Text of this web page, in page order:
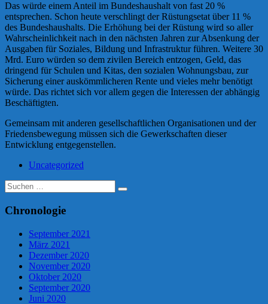
Das würde einem Anteil im Bundeshaushalt von fast 20 %
entsprechen. Schon heute verschlingt der Rüstungsetat über 11 %
des Bundeshaushalts. Die Erhöhung bei der Rüstung wird so aller
Wahrscheinlichkeit nach in den nächsten Jahren zur Absenkung der
Ausgaben für Soziales, Bildung und Infrastruktur führen. Weitere 30
Mrd. Euro würden so dem zivilen Bereich entzogen, Geld, das
dringend für Schulen und Kitas, den sozialen Wohnungsbau, zur
Sicherung einer auskömmlicheren Rente und vieles mehr benötigt
würde. Das richtet sich vor allem gegen die Interessen der abhängig
Beschäftigten.
Gemeinsam mit anderen gesellschaftlichen Organisationen und der
Friedensbewegung müssen sich die Gewerkschaften dieser
Entwicklung entgegenstellen.
Uncategorized
Suche
nach:
Chronologie
September 2021
März 2021
Dezember 2020
November 2020
Oktober 2020
September 2020
Juni 2020